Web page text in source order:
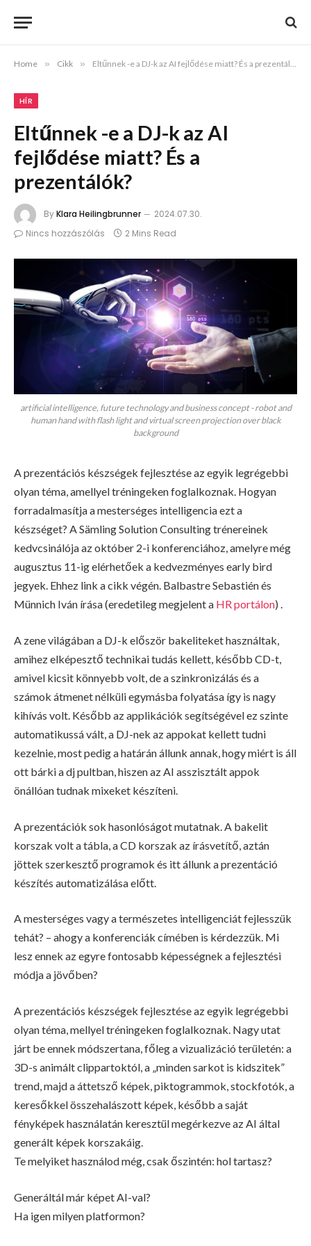
Home » Cikk » Eltűnnek -e a DJ-k az AI fejlődése miatt? És a prezentálók?
HÍR
Eltűnnek -e a DJ-k az AI
fejlődése miatt? És a
prezentálók?
ByKlara Heilingbrunner
2024.07.30.
Nincs hozzászólás
2 Mins Read
artificial intelligence, future technology and business concept - robot and
human hand with flash light and virtual screen projection over black
background
A prezentációs készségek fejlesztése az egyik legrégebbi
olyan téma, amellyel tréningeken foglalkoznak. Hogyan
forradalmasítja a mesterséges intelligencia ezt a
készséget? A Sämling Solution Consulting trénereinek
kedvcsinálója az október 2-i konferenciához, amelyre még
augusztus 11-ig elérhetőek a kedvezményes early bird
jegyek. Ehhez link a cikk végén. Balbastre Sebastién és
Münnich Iván írása (eredetileg megjelent a HR portálon) .
A zene világában a DJ-k először bakeliteket használtak,
amihez elképesztő technikai tudás kellett, később CD-t,
amivel kicsit könnyebb volt, de a szinkronizálás és a
számok átmenet nélküli egymásba folyatása így is nagy
kihívás volt. Később az applikációk segítségével ez szinte
automatikussá vált, a DJ-nek az appokat kellett tudni
kezelnie, most pedig a határán állunk annak, hogy miért is áll
ott bárki a dj pultban, hiszen az AI asszisztált appok
önállóan tudnak mixeket készíteni.
A prezentációk sok hasonlóságot mutatnak. A bakelit
korszak volt a tábla, a CD korszak az írásvetítő, aztán
jöttek szerkesztő programok és itt állunk a prezentáció
készítés automatizálása előtt.
A mesterséges vagy a természetes intelligenciát fejlesszük
tehát? – ahogy a konferenciák címében is kérdezzük. Mi
lesz ennek az egyre fontosabb képességnek a fejlesztési
módja a jövőben?
A prezentációs készségek fejlesztése az egyik legrégebbi
olyan téma, mellyel tréningeken foglalkoznak. Nagy utat
járt be ennek módszertana, főleg a vizualizáció területén: a
3D-s animált clippartoktól, a „minden sarkot is kidszitek”
trend, majd a áttetsző képek, piktogrammok, stockfotók, a
keresőkkel összehalászott képek, később a saját
fényképek használatán keresztül megérkezve az AI által
generált képek korszakáig.
Te melyiket használod még, csak őszintén: hol tartasz?
Generáltál már képet AI-val?
Ha igen milyen platformon?